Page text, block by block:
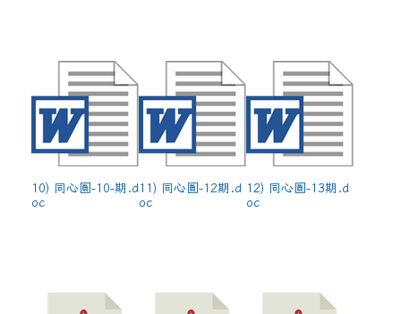
10) 同心圓-10-期.d
oc
11) 同心圓-12期.d
oc
12) 同心圓-13期.d
oc